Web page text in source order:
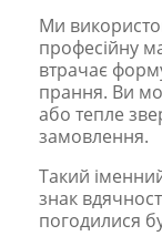
Ми
професійну
втрачає
прання. Ви
або тепле
замовлення.
Такий
знак
погодилися